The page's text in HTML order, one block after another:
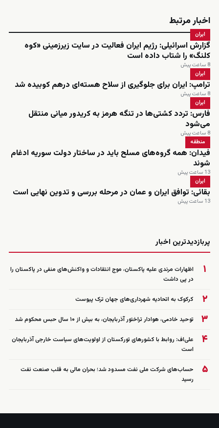
اخبار مرتبط
ایران
گزارش اسرائیلی: رژیم ایران فعالیت در سایت زیرزمینی «کوه
کلنگ» را شتاب داده است
8 ساعت پیش
ایران
ترامپ: ایران برای جلوگیری از سلاح هسته‌ای درهم کوبیده شد
8 ساعت پیش
ایران
فارس: تردد کشتی‌ها در تنگه هرمز به کریدور میانی منتقل
می‌شود
8 ساعت پیش
منطقه
فیدان: همه گروه‌های مسلح باید در ساختار دولت سوریه ادغام
شوند
13 ساعت پیش
ایران
بقائی: توافق ایران و عمان در مرحله بررسی و تدوین نهایی است
13 ساعت پیش
پربازدیدترین اخبار
۱
اظهارات مرندی علیه پاکستان، موج انتقادات و واکنش‌های منفی در پاکستان را
در پی داشت
۲ کرکوک به اتحادیه شهرداری‌های جهان ترک پیوست
۳ توحید خادمی، هوادار تراختور آذربایجان، به بیش از ۱۰ سال حبس محکوم شد
۴
علی‌اف: روابط با کشورهای تورکستان از اولویت‌های سیاست خارجی آذربایجان
است
۵
حساب‌های شرکت ملی نفت مسدود شد؛ بحران مالی به قلب صنعت نفت
رسید